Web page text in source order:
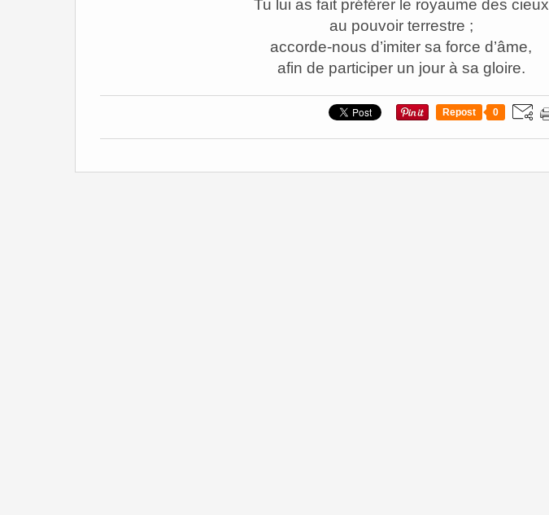
Tu lui as fait préférer le royaume des cieux
au pouvoir terrestre ;
accorde-nous d’imiter sa force d’âme,
afin de participer un jour à sa gloire.
Repost 0